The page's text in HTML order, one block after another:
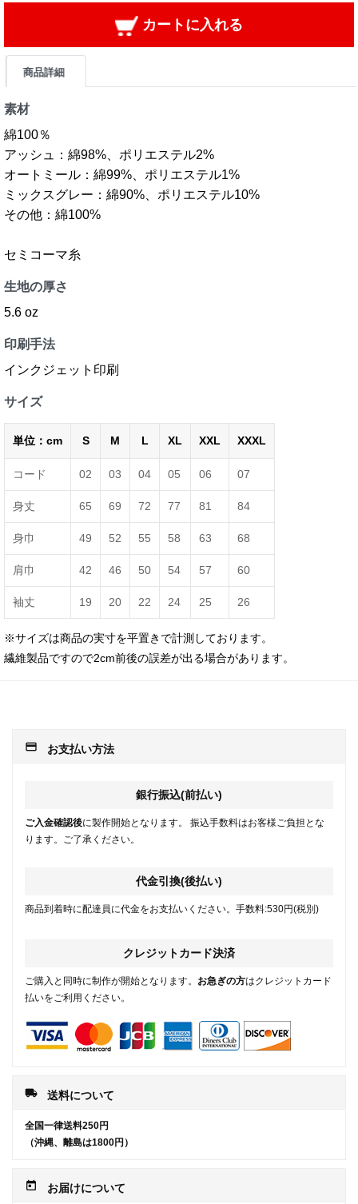
カートに入れる
商品詳細
素材
綿100％
アッシュ：綿98%、ポリエステル2%
オートミール：綿99%、ポリエステル1%
ミックスグレー：綿90%、ポリエステル10%
その他：綿100%
セミコーマ糸
生地の厚さ
5.6 oz
印刷手法
インクジェット印刷
サイズ
単位：cm S M L XL XXL XXXL
コード 02 03 04 05 06 07
身丈 65 69 72 77 81 84
身巾 49 52 55 58 63 68
肩巾 42 46 50 54 57 60
袖丈 19 20 22 24 25 26
※サイズは商品の実寸を平置きで計測しております。
繊維製品ですので2cm前後の誤差が出る場合があります。
payment お支払い方法
銀行振込(前払い)
ご入金確認後に製作開始となります。 振込手数料はお客様ご負担とな
ります。ご了承ください。
代金引換(後払い)
商品到着時に配達員に代金をお支払いください。手数料:530円(税別)
クレジットカード決済
ご購入と同時に制作が開始となります。 お急ぎの方はクレジットカード
払いをご利用ください。
local_shipping 送料について
全国一律送料250円
（沖縄、離島は1800円）
today お届けについて